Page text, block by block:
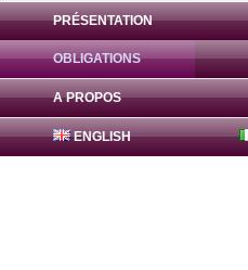
PRÉSENTATION
OBLIGATIONS
A PROPOS
ENGLISH
Obligation Lusitania